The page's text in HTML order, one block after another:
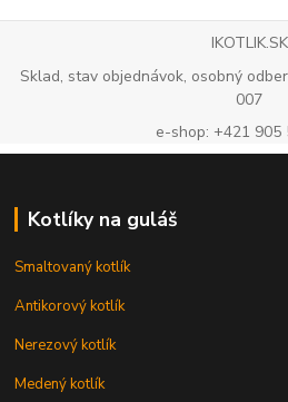
IKOTLIK.SK
Sklad, stav objednávok, osobný
007
e-shop: +421 905
Kotlíky na guláš
Smaltovaný kotlík
Antikorový kotlík
Nerezový kotlík
Medený kotlík